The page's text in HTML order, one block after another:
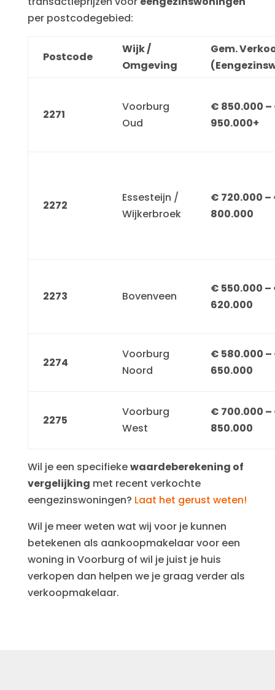
per postcodegebied:
Postcode
Wijk /
Omgeving
Gem.
2271
Voorburg
Oud
€ 850.000
950.000+
2272
Essesteijn /
Wijkerbroek
€ 720.000 –
800.000
2273 Bovenveen
€ 550.000 –
620.000
2274
Voorburg
Noord
€ 580.000
650.000
2275
Voorburg
West
€ 700.000
850.000
Wil je een specifiekewaardeberekening of
vergelijking met recent verkochte
eengezinswoningen? Laat het gerust weten!
Wil je meer weten wat wij voor je kunnen
betekenen als aankoopmakelaar voor een
woning in Voorburg of wil je juist je huis
verkopen dan helpen we je graag verder als
verkoopmakelaar.